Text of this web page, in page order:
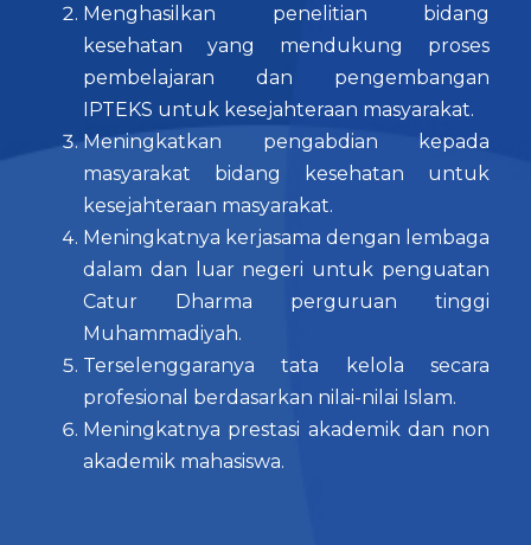
Menghasilkan penelitian bidang
kesehatan yang mendukung proses
pembelajaran dan pengembangan
IPTEKS untuk kesejahteraan masyarakat.
Meningkatkan pengabdian kepada
masyarakat bidang kesehatan untuk
kesejahteraan masyarakat.
Meningkatnya kerjasama dengan lembaga
dalam dan luar negeri untuk penguatan
Catur Dharma perguruan tinggi
Muhammadiyah.
Terselenggaranya tata kelola secara
profesional berdasarkan nilai-nilai Islam.
Meningkatnya prestasi akademik dan non
akademik mahasiswa.